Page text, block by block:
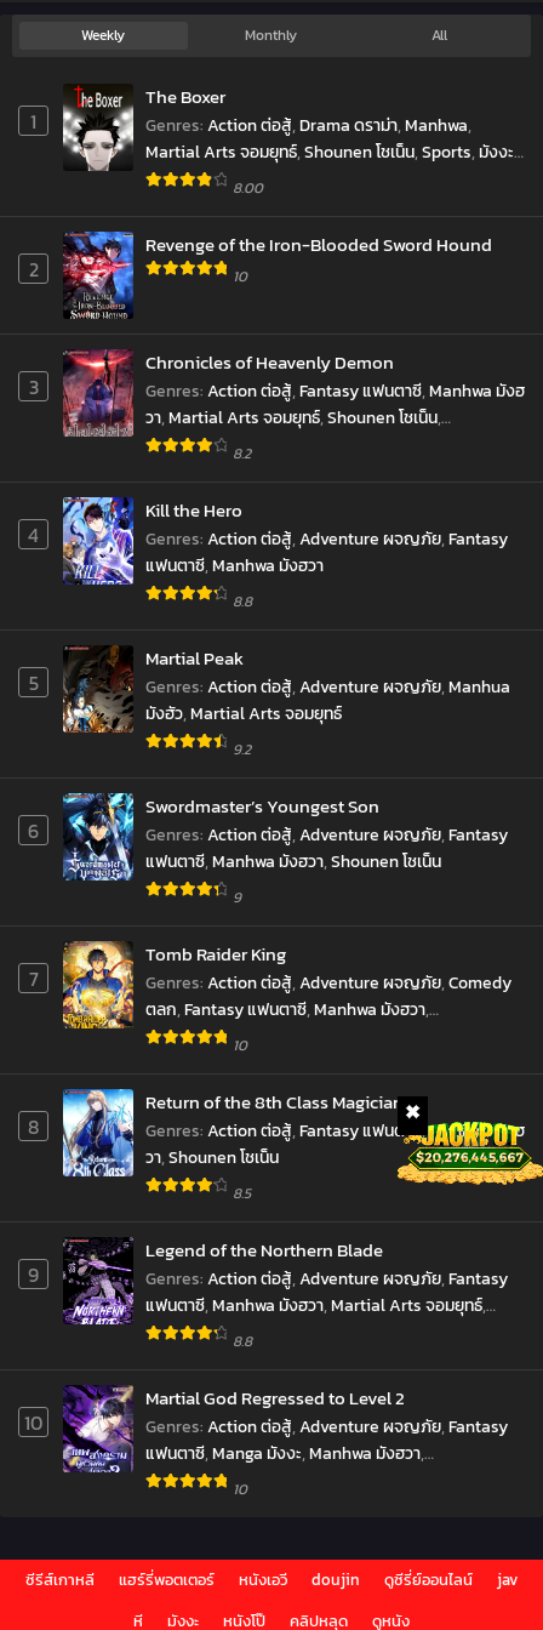
Chapter 27
Chapter 26
July 28, 2023
July 17, 2023
Chapter 24
July 17, 2023
Chapter 23
July 6, 2023
Chapter 22
Chapter 21
June 25, 2023
Chapter 20
Chapter 19
June 18, 2023
Chapter 18
Chapter 17
June 16, 2023
Chapter 15
June 14, 2023
Chapter 13
June 12, 2023
Chapter 11
June 12, 2023
Chapter 9
June 11, 2023
Chapter 7
DemonWeekly Monthly All
1
The Boxer
Genres:Action ต่อสู้,Drama ดราม่า,Manhwa,
Martial Arts จอมยุทธ์,Shounen โชเน็น,Sports,มังงะ
เกาหลี,มังฮวา8.00
2
Revenge of the Iron-Blooded Sword Hound
10
3
Chronicles of Heavenly Demon
Genres:Action ต่อสู้,Fantasy แฟนตาซี,Manhwa มังฮ
วา,Martial Arts จอมยุทธ์,Shounen โชเน็น,
Supernatural เหนือธรรมชาติ
8.2
4
Kill the Hero
Genres:Action ต่อสู้,Adventure ผจญภัย,Fantasy
แฟนตาซี,Manhwa มังฮวา
8.8
5
Martial Peak
Genres:Action ต่อสู้,Adventure ผจญภัย,Manhua
มังฮัว,Martial Arts จอมยุทธ์
9.2
6
Swordmaster’s Youngest Son
Genres:Action ต่อสู้,Adventure ผจญภัย,Fantasy
แฟนตาซี,Manhwa มังฮวา,Shounen โชเน็น
9
7
Tomb Raider King
Genres:Action ต่อสู้,Adventure ผจญภัย,Comedy
ตลก,Fantasy แฟนตาซี,Manhwa มังฮวา,
Reincarnation เกิดใหม่
ราชันยมทูต
10
8
Return of the 8th Class Magician
Genres:Action ต่อสู้,Fantasy แฟนตาซี,Manhwa มังฮ
วา,Shounen โชเน็น
8.5
9
Legend of the Northern Blade
Genres:Action ต่อสู้,Adventure ผจญภัย,Fantasy
แฟนตาซี,Manhwa มังฮวา,Martial Arts จอมยุทธ์,
Shounen โชเน็น
8.8
10
Martial God Regressed to Level 2
Genres:Action ต่อสู้,Adventure ผจญภัย,Fantasy
แฟนตาซี,Manga มังงะ,Manhwa มังฮวา,
Reincarnation เกิดใหม่
10
ซีรีส์เกาหลี แฮร์รี่พอตเตอร์ หนังเอวี doujin ดูซีรี่ย์ออนไลน์
jav
หี
มังงะ หนังโป๊ คลิปหลุด ดูหนัง